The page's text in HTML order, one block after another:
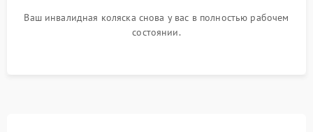
Ваш инвалидная коляска снова у вас в полностью рабочем
состоянии.